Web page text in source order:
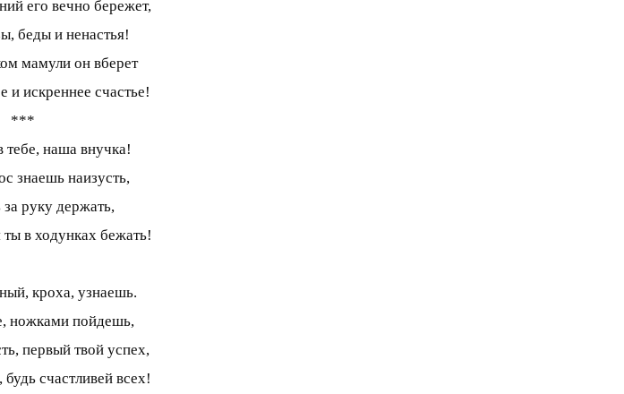
его вечно бережет,
беды и ненастья!
мамули он вберет
и искреннее счастье!
***
наша внучка!
знаешь наизусть,
руку держать,
в ходунках бежать!
кроха, узнаешь.
ножками пойдешь,
первый твой успех,
счастливей всех!